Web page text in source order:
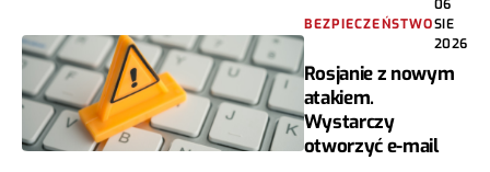
BEZPIECZEŃSTWO
06
SIE
2026
Rosjanie z nowym
atakiem.
Wystarczy
otworzyć e-mail